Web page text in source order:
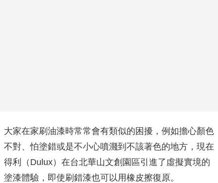
大家在家刷油漆時常常會有類似的困擾，例如擔心顏色
不對、怕塗錯或是不小心噴濺到不該著色的地方，現在
得利（Dulux）在台北華山文創園區引進了虛擬實境的
塗漆體驗，即使刷錯漆也可以用橡皮擦復原。